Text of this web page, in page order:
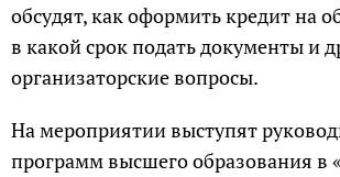
обсудят, как оформить кредит на
в какой срок подать документы и
организаторские вопросы.
На мероприятии выступят
программ высшего образования в